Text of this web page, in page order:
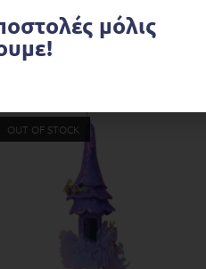
OUT OF STOCK
μόλις